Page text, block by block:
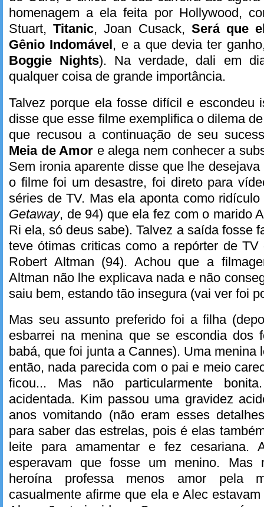
homenagem a ela feita por Hollywood,
Stuart,Titanic, Joan Cusack, Será que
Gênio Indomável , e a que devia ter
Boggie Nights). Na verdade, dali em
qualquer coisa de grande importância.
Talvez porque ela fosse difícil e escondeu
disse que esse filme exemplifica o dilema
que recusou a continuação de seu
Meia de Amor e alega nem conhecer a
Sem ironia aparente disse que lhe
o filme foi um desastre, foi direto para
séries de TV. Mas ela aponta como
Getaway, de 94) que ela fez com o marido
Ri ela, só deus sabe). Talvez a saída fosse
teve ótimas criticas como a repórter de
Robert Altman (94). Achou que a
Altman não lhe explicava nada e não
saiu bem, estando tão insegura (vai ver foi
Mas seu assunto preferido foi a filha
esbarrei na menina que se escondia dos
babá, que foi junta a Cannes). Uma menina
então, nada parecida com o pai e meio
ficou... Mas não particularmente
acidentada. Kim passou uma gravidez
anos vomitando (não eram esses
para saber das estrelas, pois é elas
leite para amamentar e fez cesariana.
esperavam que fosse um menino. Mas
heroína professa menos amor pela
casualmente afirme que ela e Alec